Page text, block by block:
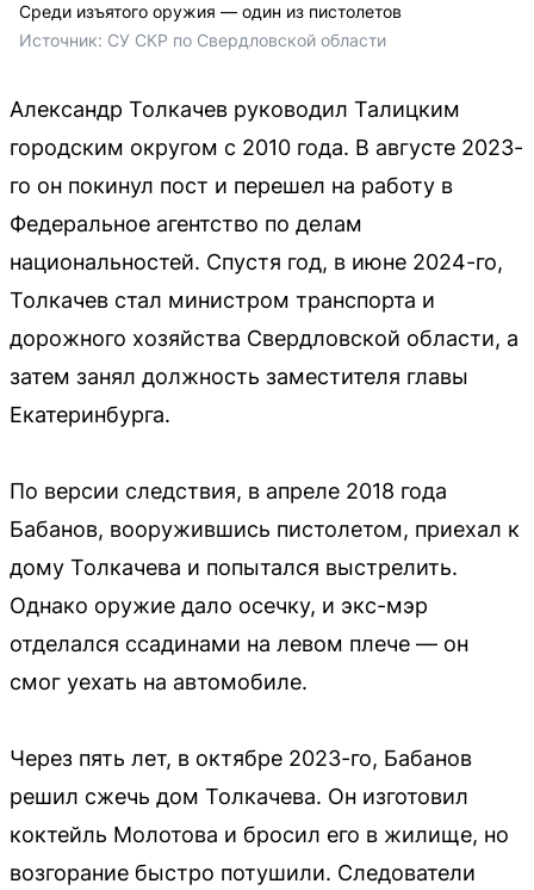
Среди изъятого оружия — один из пистолетов
Источник: СУ СКР по Свердловской области
Александр Толкачев руководил Талицким
городским округом с 2010 года. В августе 2023-
го он покинул пост и перешел на работу в
Федеральное агентство по делам
национальностей. Спустя год, в июне 2024-го,
Толкачев стал министром транспорта и
дорожного хозяйства Свердловской области, а
затем занял должность заместителя главы
Екатеринбурга.
По версии следствия, в апреле 2018 года
Бабанов, вооружившись пистолетом, приехал к
дому Толкачева и попытался выстрелить.
Однако оружие дало осечку, и экс-мэр
отделался ссадинами на левом плече — он
смог уехать на автомобиле.
Через пять лет, в октябре 2023-го, Бабанов
решил сжечь дом Толкачева. Он изготовил
коктейль Молотова и бросил его в жилище, но
возгорание быстро потушили. Следователи